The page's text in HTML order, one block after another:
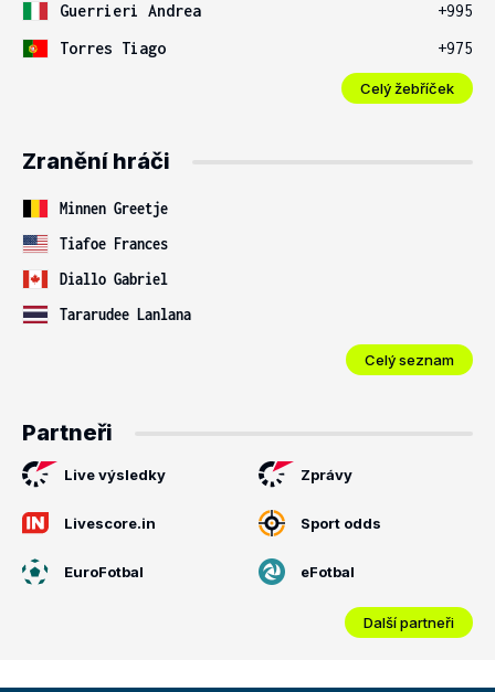
Guerrieri Andrea
+995
Torres Tiago
+975
Celý žebříček
Zranění hráči
Minnen Greetje
Tiafoe Frances
Diallo Gabriel
Tararudee Lanlana
Celý seznam
Partneři
Live výsledky Zprávy
Livescore.in Sport odds
EuroFotbal eFotbal
Další partneři